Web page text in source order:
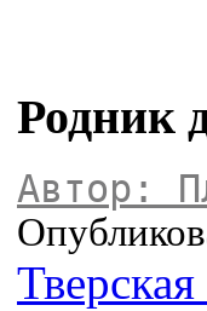
Родник
Автор: